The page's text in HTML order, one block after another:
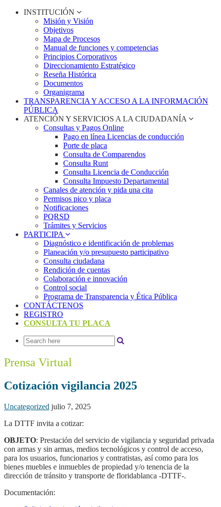
INSTITUCIÓN
Misión y Visión
Objetivos
Mapa de Procesos
Manual de funciones y competencias
Principios Corporativos
Direccionamiento Estratégico
Reseña Histórica
Documentos
Organigrama
TRANSPARENCIA Y ACCESO A LA INFORMACIÓN
PÚBLICA
ATENCIÓN Y SERVICIOS A LA CIUDADANÍA
Consultas y Pagos Online
Pago en línea Licencias de conducción
Porte de placa
Consulta de Comparendos
Consulta Runt
Consulta Licencia de Conducción
Consulta Impuesto Departamental
Canales de atención y pida una cita
Permisos pico y placa
Notificaciones
PQRSD
Trámites y Servicios
PARTICIPA
Diagnóstico e identificación de problemas
Planeación y/o presupuesto participativo​
Consulta ciudadana
Rendición de cuentas
Colaboración e innovación
Control social
Programa de Transparencia y Ética Pública
CONTÁCTENOS
REGISTRO
CONSULTA TU PLACA
Prensa Virtual
Cotización vigilancia 2025
Uncategorized julio 7, 2025
La DTTF invita a cotizar:
OBJETO: Prestación del servicio de vigilancia y seguridad privada
con armas y sin armas, medios tecnológicos y control de acceso,
para los usuarios, funcionarios y contratistas, así como para los
bienes muebles e inmuebles de propiedad y/o tenencia de la
dirección de tránsito y transporte de floridablanca -DTTF-.
Documentación: